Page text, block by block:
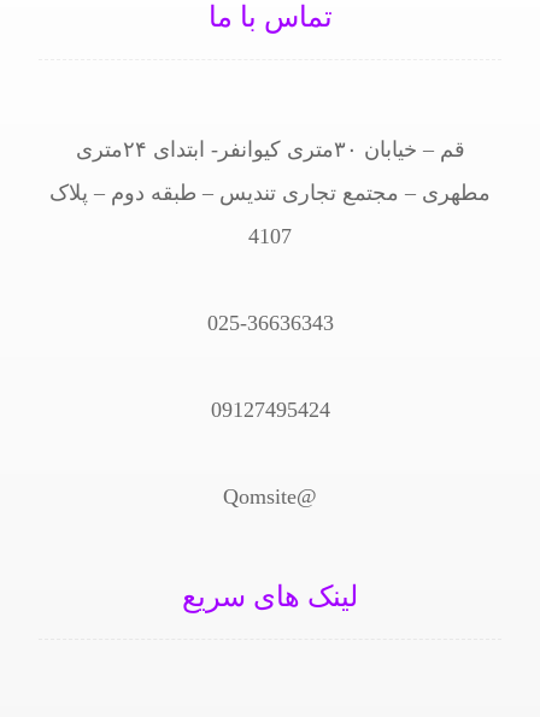
تماس با ما
قم – خیابان ۳۰متری کیوانفر- ابتدای ۲۴متری
مطهری – مجتمع تجاری تندیس – طبقه دوم – پلاک
4107
025-36636343
09127495424
@Qomsite
لینک های سریع